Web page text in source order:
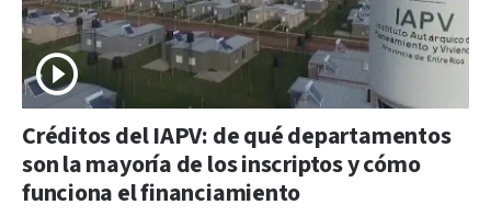
Créditos del IAPV: de qué departamentos
son la mayoría de los inscriptos y cómo
funciona el financiamiento